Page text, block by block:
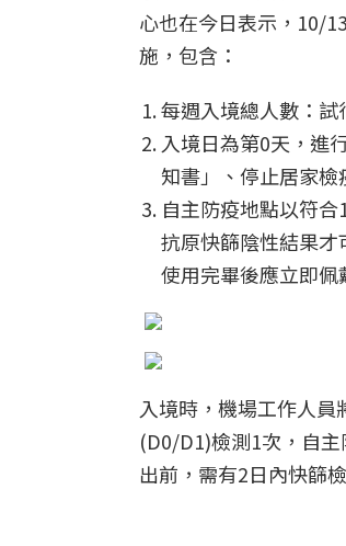
心也在今日表示，10/
施，包含：
每週入境總人數：試
入境日為第0天，進
知書」、停止居家檢
自主防疫地點以符
抗原快篩陰性結果
使用完畢後應立即佩
入境時，機場工作人
(D0/D1)檢測1次，自
出前，需有2日內快篩